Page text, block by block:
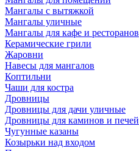
Мангалы с вытяжкой
Мангалы уличные
Мангалы для кафе и ресторанов
Керамические грили
Жаровни
Навесы для мангалов
Коптильни
Чаши для костра
Дровницы
Дровницы для дачи уличные
Дровницы для каминов и печей
Чугунные казаны
Козырьки над входом